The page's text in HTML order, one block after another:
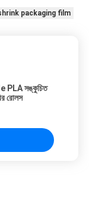
packaging film
সঙ্কুচিত
রোলস